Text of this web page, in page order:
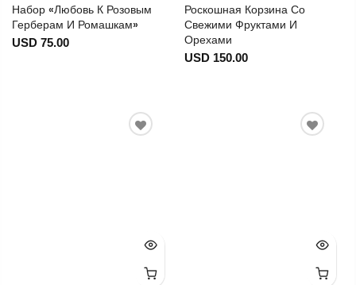
Набор «Любовь К Розовым
Герберам И Ромашкам»
USD 75.00
Роскошная Корзина Со
Свежими Фруктами И
Орехами
USD 150.00